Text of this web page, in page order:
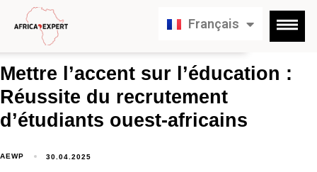
Français
Deutsch
Mettre l’accent sur l’éducation :
Réussite du recrutement
d’étudiants ouest-africains
AEWP 30.04.2025